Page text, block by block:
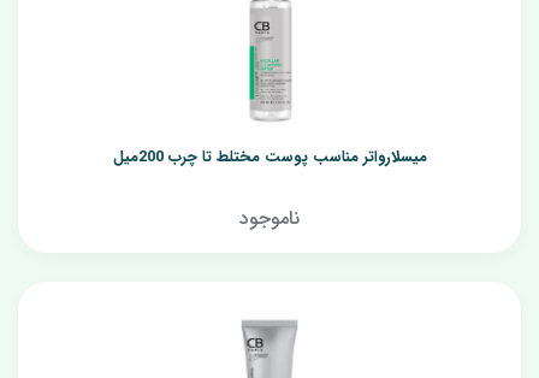
میسلارواتر مناسب پوست مختلط تا چرب 200میل
ناموجود